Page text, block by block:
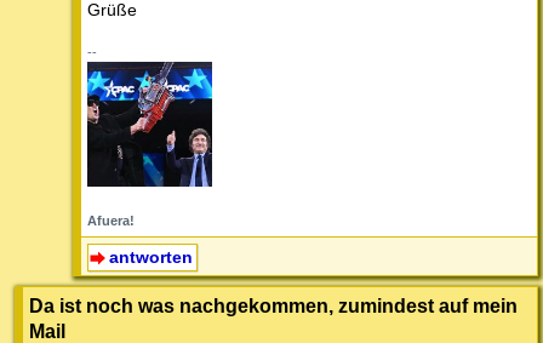
Grüße
--
Afuera!
antworten
Da ist noch was nachgekommen, zumindest auf mein
Mail